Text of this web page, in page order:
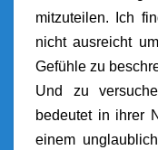
mitzuteilen. Ich
nicht ausreicht
Gefühle zu
Und zu
bedeutet in ihrer
einem